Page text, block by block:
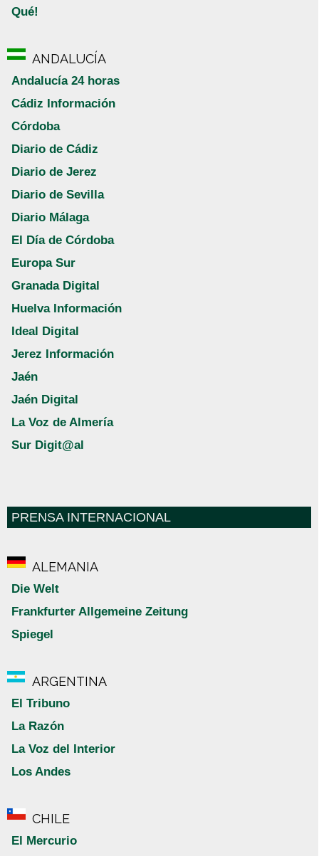
Qué!
ANDALUCÍA
Andalucía 24 horas
Cádiz Información
Córdoba
Diario de Cádiz
Diario de Jerez
Diario de Sevilla
Diario Málaga
El Día de Córdoba
Europa Sur
Granada Digital
Huelva Información
Ideal Digital
Jerez Información
Jaén
Jaén Digital
La Voz de Almería
Sur Digit@al
PRENSA INTERNACIONAL
ALEMANIA
Die Welt
Frankfurter Allgemeine Zeitung
Spiegel
ARGENTINA
El Tribuno
La Razón
La Voz del Interior
Los Andes
CHILE
El Mercurio